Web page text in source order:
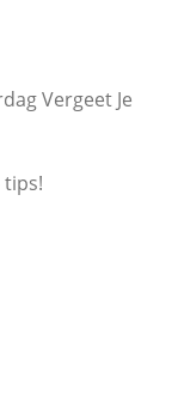
Vergeet Je
tips!